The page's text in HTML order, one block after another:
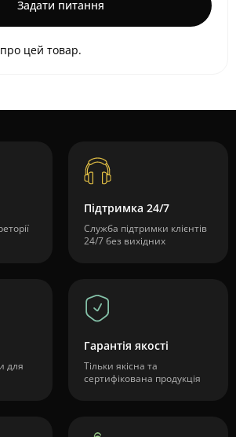
Задати питання
цей товар.
Підтримка 24/7
Служба підтримки клієнтів
24/7 без вихідних
для
Гарантія якості
Тільки якісна та
сертифікована продукція